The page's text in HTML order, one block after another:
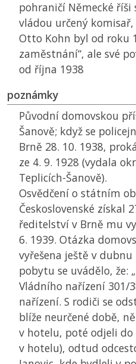
pohraničí Německé říši
vládou určený komisař,
Otto Kohn byl od roku
zaměstnání“, ale své
od října 1938
poznámky
Původní domovskou
Šanově; když se
Brně 28. 10. 1938,
ze 4. 9. 1928 (vydala
Teplicích-Šanově).
Osvědčení o státním
Československé získal
ředitelství v Brně mu
6. 1939. Otázka
vyřešena ještě v
pobytu se uvádělo, že:
Vládního nařízení 301/
nařízení. S rodiči se
blíže neurčené době,
v hotelu, poté odjeli
v hotelu), odtud